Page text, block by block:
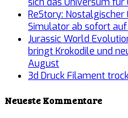
ReStory:
Simulator ab sofort
Jurassic World
bringt Krokodile und
August
3d Druck Filament
Neueste Kommentare